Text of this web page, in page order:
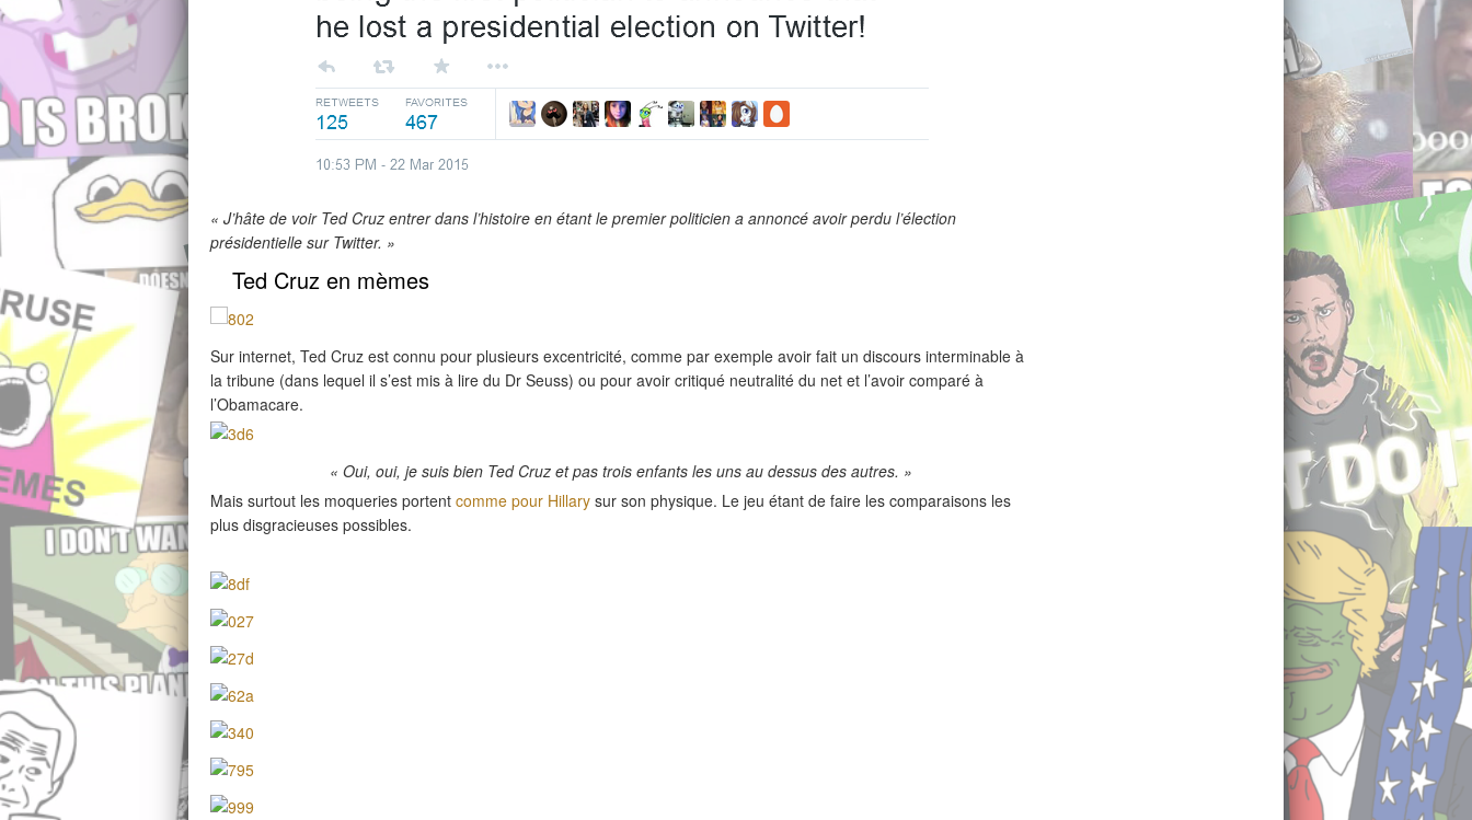
« J’hâte de voir Ted Cruz entrer dans l’histoire en étant le premier politicien a annoncé avoir perdu l’élection
présidentielle sur Twitter. »
Ted Cruz en mèmes
Sur internet, Ted Cruz est connu pour plusieurs excentricité, comme par exemple avoir fait un discours interminable à
la tribune (dans lequel il s’est mis à lire du Dr Seuss) ou pour avoir critiqué neutralité du net et l’avoir comparé à
l’Obamacare.
« Oui, oui, je suis bien Ted Cruz et pas trois enfants les uns au dessus des autres. »
Mais surtout les moqueries portent comme pour Hillary sur son physique. Le jeu étant de faire les comparaisons les
plus disgracieuses possibles.